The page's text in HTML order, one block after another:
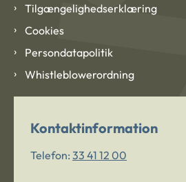
Tilgængelighedserklæring
Cookies
Persondatapolitik
Whistleblowerordning
Kontaktinformation
Telefon: 33 41 12 00